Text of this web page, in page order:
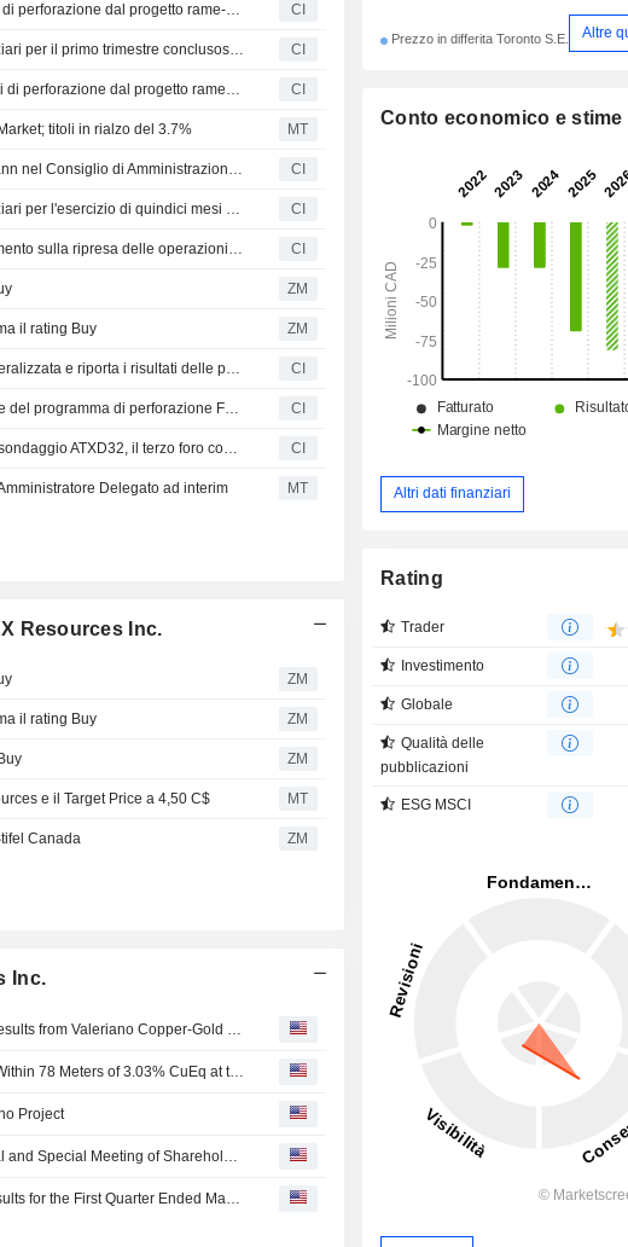
ATEX Resources comunica ulteriori risultati di perforazione dal progetto rame-oro Valeriano nella regione di Atacama in Cile CI
ATEX Resources Inc. riporta i risultati finanziari per il primo trimestre conclusosi il 31 marzo 2026 CI
ATEX Resources Inc. riporta ulteriori risultati di perforazione dal progetto rame-oro di Valeriano CI
titoli in rialzo del 3.7% MT
Atex annuncia la nomina di Hannes Portmann nel Consiglio di Amministrazione con decorrenza dal 22 aprile 2026 CI
ATEX Resources Inc. riporta i risultati finanziari per l'esercizio di quindici mesi conclusosi il 31 dicembre 2025 CI
ATEX Resources Inc. fornisce un aggiornamento sulla ripresa delle operazioni presso il progetto rame-oro di Valeriano CI
ZM
il rating Buy ZM
ATEX Resources Inc. amplia l'impronta mineralizzata e riporta i risultati delle perforazioni presso il progetto rame-oro Valeriano CI
ATEX Resources Inc. annuncia l'espansione del programma di perforazione Fase VI di circa 5.000 metri CI
Atex Resources Inc. annuncia i risultati del sondaggio ATXD32, il terzo foro completato nel programma Fase VI CI
Delegato ad interim MT
Resources Inc.
ZM
il rating Buy ZM
ZM
e il Target Price a 4,50 C$ MT
Canada ZM
Inc.
Project
Prezzo in differita Toronto S.E. Altre
Conto economico e stime
Altri dati finanziari
Rating
Trader
Investimento
Globale
Qualità delle
pubblicazioni
ESG MSCI